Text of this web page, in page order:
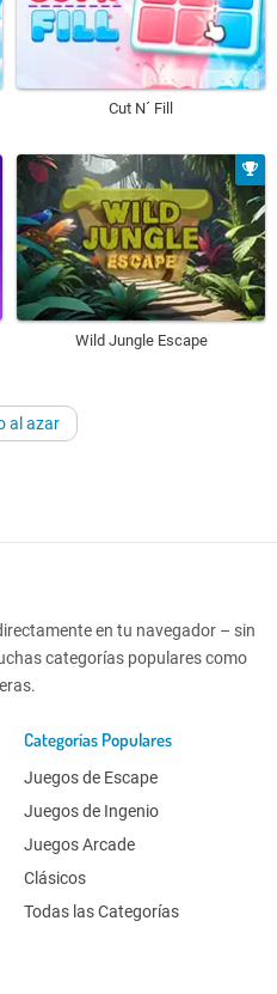
Cut N´ Fill
Wild Jungle Escape
al azar
en tu navegador – sin
categorías populares como
Categorías Populares
Juegos de Escape
Juegos de Ingenio
Juegos Arcade
Clásicos
Todas las Categorías